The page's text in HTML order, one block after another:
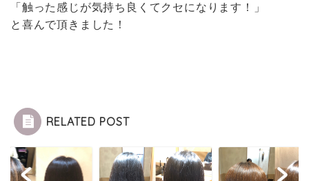
「触った感じが気持ち良くてクセになります！」
と喜んで頂きました！
RELATED POST